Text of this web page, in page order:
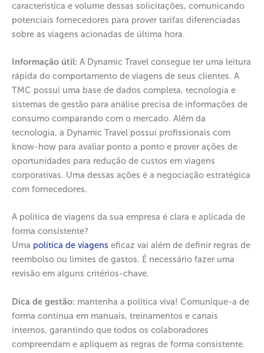
característica e volume dessas solicitações, comunicando
potenciais fornecedores para prover tarifas diferenciadas
sobre as viagens acionadas de última hora.
Informação útil: A Dynamic Travel consegue ter uma leitura
rápida do comportamento de viagens de seus clientes. A
TMC possui uma base de dados completa, tecnologia e
sistemas de gestão para análise precisa de informações de
consumo comparando com o mercado. Além da
tecnologia, a Dynamic Travel possui profissionais com
know-how para avaliar ponto a ponto e prover ações de
oportunidades para redução de custos em viagens
corporativas. Uma dessas ações é a negociação estratégica
com fornecedores.
A política de viagens da sua empresa é clara e aplicada de
forma consistente?
Uma política de viagens eficaz vai além de definir regras de
reembolso ou limites de gastos. É necessário fazer uma
revisão em alguns critérios-chave.
Dica de gestão: mantenha a política viva! Comunique-a de
forma contínua em manuais, treinamentos e canais
internos, garantindo que todos os colaboradores
compreendam e apliquem as regras de forma consistente.